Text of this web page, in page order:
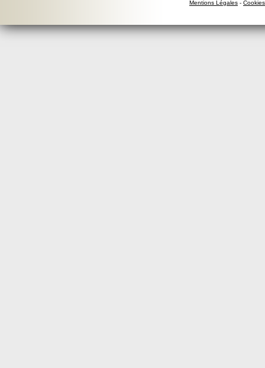
Mentions Légales - Cookies